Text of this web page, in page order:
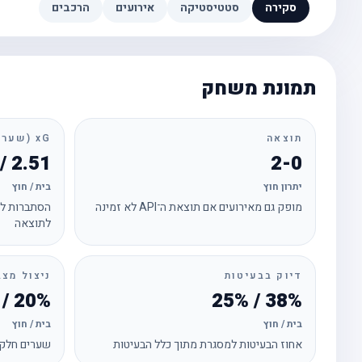
סקירה סטטיסטיקה אירועים הרכבים
תמונת משחק
תוצאה
2-0
יתרון חוץ
מופק גם מאירועים אם תוצאת ה־API לא זמינה
xG (שערים צפויים)
2.51 / 0.17
בית / חוץ
הסתברות
לתוצאה
דיוק בבעיטות
38% / 25%
בית / חוץ
אחוז הבעיטות למסגרת מתוך כלל הבעיטות
ניצול
20% / 0%
בית / חוץ
שערים